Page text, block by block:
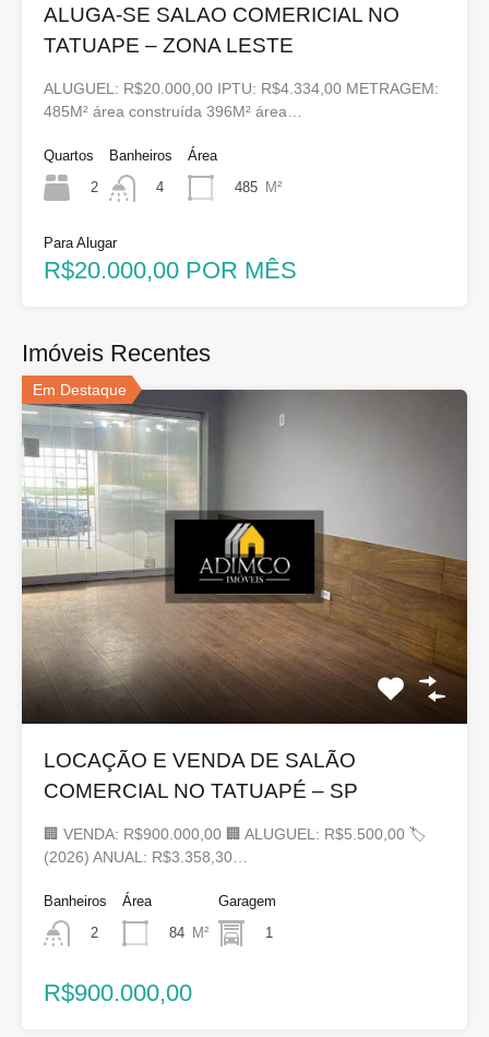
ALUGA-SE SALAO COMERICIAL NO
TATUAPE – ZONA LESTE
ALUGUEL: R$20.000,00 IPTU: R$4.334,00 METRAGEM:
485M² área construída 396M² área…
Quartos
2
Banheiros
4
Área
485 M²
Para Alugar
R$20.000,00 POR MÊS
Imóveis Recentes
Em Destaque
LOCAÇÃO E VENDA DE SALÃO
COMERCIAL NO TATUAPÉ – SP
🏢 VENDA: R$900.000,00 🏢 ALUGUEL: R$5.500,00 🏷
(2026) ANUAL: R$3.358,30…
Banheiros
2
Área
84 M²
Garagem
1
R$900.000,00